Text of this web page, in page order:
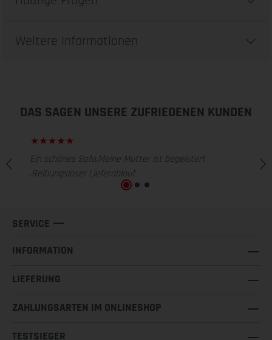
Weitere Informationen
DAS SAGEN UNSERE ZUFRIEDENEN KUNDEN
Ein schönes Sofa.Meine Mutter ist begeistert
.Reibungsloser Lieferablauf .
SERVICE
INFORMATION
LIEFERUNG
ZAHLUNGSARTEN IM ONLINESHOP
TESTSIEGER